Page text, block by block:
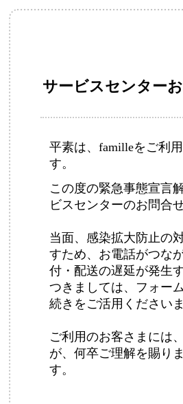
サービスセンター
平素は、familleをご利
す。
この度の緊急事態宣言
ビスセンターのお問合
当面、感染拡大防止の
すため、お電話がつな
付・配送の遅延が発生
つきましては、フォー
続きをご活用ください
ご利用のお客さまには
が、何卒ご理解を賜り
す。